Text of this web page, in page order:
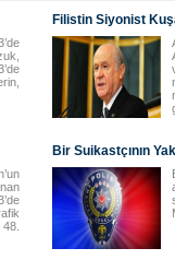
Filistin Siyonist
Bir Suikastçının